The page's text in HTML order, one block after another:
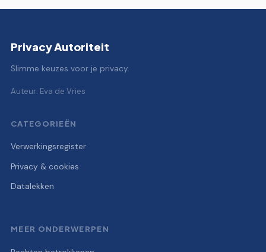
Privacy Autoriteit
Slimme keuzes voor je privacy.
Auteur: Eva de Vries
CATEGORIEËN
Verwerkingsregister
Privacy & cookies
Datalekken
MEER ONDERWERPEN